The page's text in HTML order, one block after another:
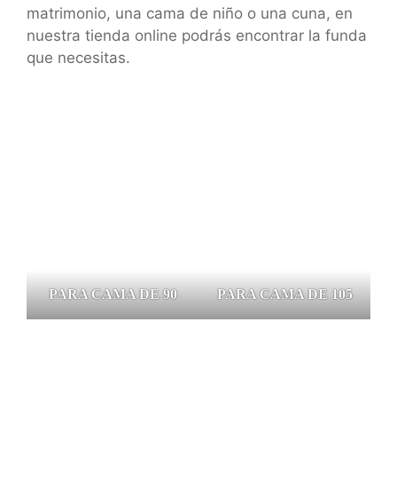
matrimonio, una cama de niño o una cuna, en
nuestra tienda online podrás encontrar la funda
que necesitas.
PARA CAMA DE 90 PARA CAMA DE 105